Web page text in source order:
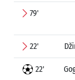
79'
22'
22'